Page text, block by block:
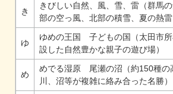
き
きびしい自然、風、雪、雷（群馬
部の空っ風、北部の積雪、夏の熱雷
ゆ
ゆめの王国 子どもの国（太田市
設した自然豊かな親子の遊び場）
め
めでる湿原 尾瀬の沼（約150種の
川、沼等が複雑に絡み合った名勝）